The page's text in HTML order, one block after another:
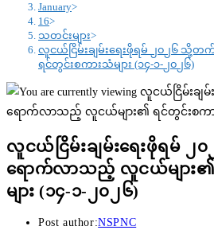
January>
16>
သတင်းများ>
လူငယ်ငြိမ်းချမ်းရေးဖိုရမ် ၂၀၂၆
ရင်တွင်းစကားသံများ (၁၄-၁-၂၀၂၆)
လူငယ်ငြိမ်းချမ်းရေးဖိုရမ်
ရောက်လာသည့် လူငယ်များ
များ (၁၄-၁-၂၀၂၆)
Post author:NSPNC